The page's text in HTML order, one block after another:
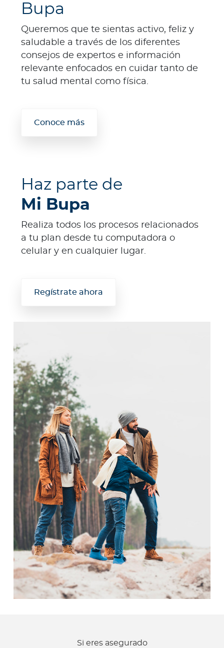
Bupa
Queremos que te sientas activo, feliz y
saludable a través de los diferentes
consejos de expertos e información
relevante enfocados en cuidar tanto de
tu salud mental como física.
Conoce más
Haz parte de
Mi Bupa
Realiza todos los procesos relacionados
a tu plan desde tu computadora o
celular y en cualquier lugar.
Regístrate ahora
Si eres asegurado